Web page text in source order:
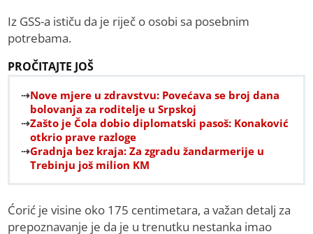
Iz GSS-a ističu da je riječ o osobi sa posebnim
potrebama.
PROČITAJTE JOŠ
Nove mjere u zdravstvu: Povećava se broj dana
bolovanja za roditelje u Srpskoj
Zašto je Čola dobio diplomatski pasoš: Konaković
otkrio prave razloge
Gradnja bez kraja: Za zgradu žandarmerije u
Trebinju još milion KM
Ćorić je visine oko 175 centimetara, a važan detalj za
prepoznavanje je da je u trenutku nestanka imao